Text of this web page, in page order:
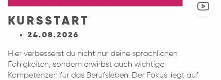
KURSSTART
24.08.2026
Hier verbesserst du nicht nur deine sprachlichen
Fähigkeiten, sondern erwirbst auch wichtige
Kompetenzen für das Berufsleben. Der Fokus liegt auf